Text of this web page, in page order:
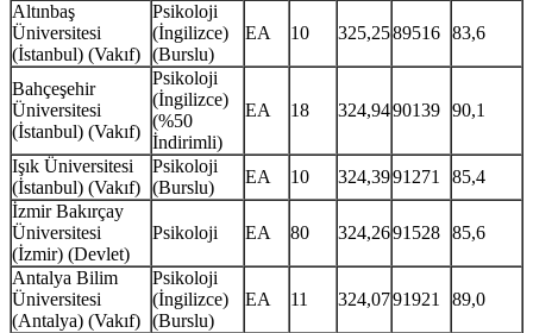
Altınbaş
Üniversitesi
(İstanbul) (Vakıf)
Psikoloji
(İngilizce)
(Burslu)
EA 10 325,2589516 83,6
Bahçeşehir
Üniversitesi
(İstanbul) (Vakıf)
Psikoloji
(İngilizce)
(%50
İndirimli)
EA 18 324,9490139 90,1
Işık Üniversitesi
(İstanbul) (Vakıf)
Psikoloji
(Burslu)
EA 10 324,3991271
85,4
İzmir Bakırçay
Üniversitesi
(İzmir) (Devlet)
Psikoloji EA 80 324,2691528 85,6
Antalya Bilim
Üniversitesi
(Antalya) (Vakıf)
Psikoloji
(İngilizce)
(Burslu)
EA 11 324,0791921 89,0